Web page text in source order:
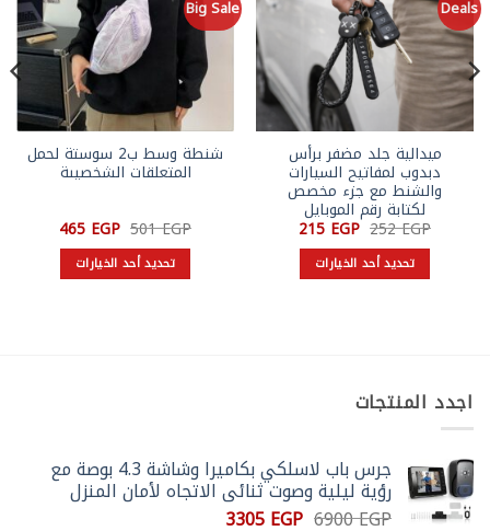
Deals
ميدالية جلد مضفر برأس
دبدوب لمفاتيح السيارات
والشنط مع جزء مخصص
لكتابة رقم الموبايل
252EGP السعر
الأصلي
هو:
252 EGP.
215EGP السعر
الحالي
هو: تحديد أحد الخيارات
لهذا
اختيار
الخيارات
على
Big Sale
شنطة وسط ب2 سوستة لحمل
المتعلقات الشخصيىة
501EGP السعر
الأصلي
هو:
501 EGP.
465EGP السعر
الحالي
هو: تحديد أحد الخيارات
اختيار
الخيارات
اجدد المنتجات
جرس باب لاسلكي بكاميرا وشاشة 4.3 بوصة مع
رؤية ليلية وصوت ثنائي الاتجاه لأمان المنزل
6900EGP السعر3305EGP السعر